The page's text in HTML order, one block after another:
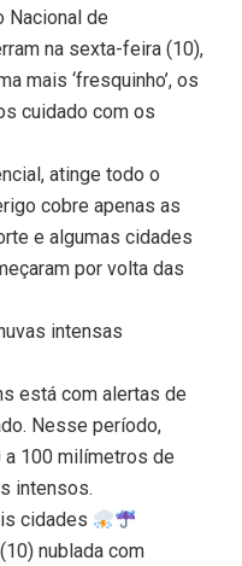
Nacional de
na sexta-feira (10),
mais ‘fresquinho’, os
cuidado com os
atinge todo o
cobre apenas as
e algumas cidades
por volta das
intensas
está com alertas de
Nesse período,
100 milímetros de
intensos.
cidades
nublada com